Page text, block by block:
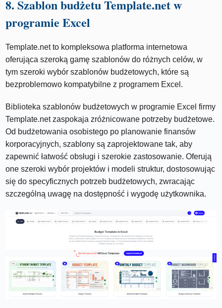
8. Szablon budżetu Template.net w
programie Excel
Template.net to kompleksowa platforma internetowa
oferująca szeroką gamę szablonów do różnych celów, w
tym szeroki wybór szablonów budżetowych, które są
bezproblemowo kompatybilne z programem Excel.
Biblioteka szablonów budżetowych w programie Excel firmy
Template.net zaspokaja zróżnicowane potrzeby budżetowe.
Od budżetowania osobistego po planowanie finansów
korporacyjnych, szablony są zaprojektowane tak, aby
zapewnić łatwość obsługi i szerokie zastosowanie. Oferują
one szeroki wybór projektów i modeli struktur, dostosowując
się do specyficznych potrzeb budżetowych, zwracając
szczególną uwagę na dostępność i wygodę użytkownika.